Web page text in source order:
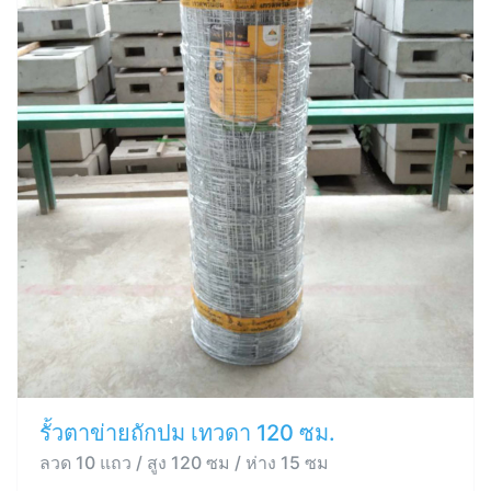
รั้วตาข่ายถักปม เทวดา 120 ซม.
ลวด 10 แถว / สูง 120 ซม / ห่าง 15 ซม